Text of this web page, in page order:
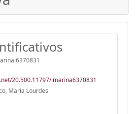
20.500.11797/imarina6370831
Maria Lourdes